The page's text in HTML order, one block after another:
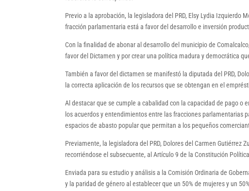
Previo a la aprobación, la legisladora del PRD, Elsy Lydia
fracción parlamentaria está a favor del desarrollo e inversión
Con la finalidad de abonar al desarrollo del municipio de
favor del Dictamen y por crear una política madura y democrática
También a favor del dictamen se manifestó la diputada del PRD,
la correcta aplicación de los recursos que se obtengan en el
Al destacar que se cumple a cabalidad con la capacidad de pago o
los acuerdos y entendimientos entre las fracciones parlamentarias
espacios de abasto popular que permitan a los pequeños
Previamente, la legisladora del PRD, Dolores del Carmen Gutiérrez
recorriéndose el subsecuente, al Artículo 9 de la Constitución
Enviada para su estudio y análisis a la Comisión Ordinaria de
y la paridad de género al establecer que un 50% de mujeres y un